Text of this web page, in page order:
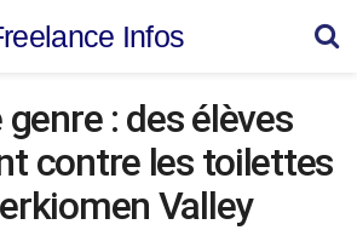
Infos
: des élèves
contre les toilettes
Valley